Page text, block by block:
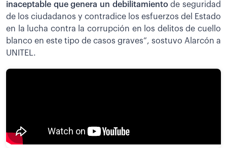
inaceptable que genera un debilitamientode seguridad
de los ciudadanos y contradice los esfuerzos del Estado
en la lucha contra la corrupción en los delitos de cuello
blanco en este tipo de casos graves”, sostuvo Alarcón a
UNITEL.